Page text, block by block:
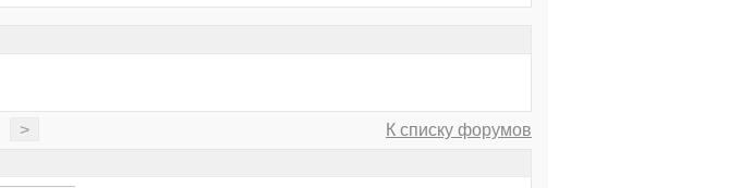
>
К списку форумов